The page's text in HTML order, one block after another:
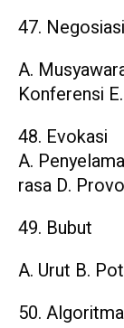
47. Negosiasi
A.
Konferensi
48. Evokasi
A.
rasa D.
49. Bubut
A. Urut B.
50. Algoritma